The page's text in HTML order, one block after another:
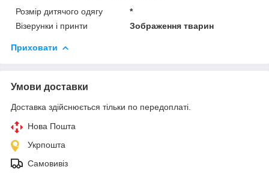
Розмір дитячого одягу
*
Візерунки і принти
Зображення тварин
Приховати
Умови доставки
Доставка здійснюється тільки по передоплаті.
Нова Пошта
Укрпошта
Самовивіз